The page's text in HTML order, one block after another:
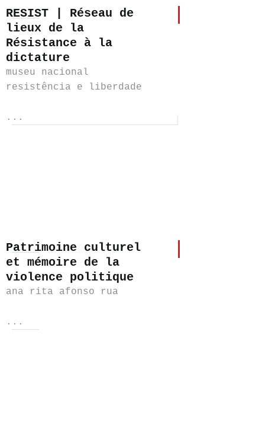
RESIST | Réseau de
lieux de la
Résistance à la
dictature
museu nacional
resistência e liberdade
...
Patrimoine culturel
et mémoire de la
violence politique
ana rita afonso rua
...